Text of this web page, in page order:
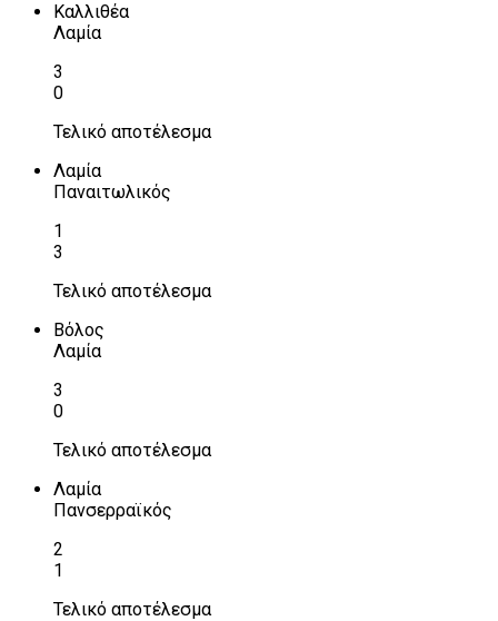
Καλλιθέα
Λαμία
3
0
Τελικό αποτέλεσμα
Λαμία
Παναιτωλικός
1
3
Τελικό αποτέλεσμα
Βόλος
Λαμία
3
0
Τελικό αποτέλεσμα
Λαμία
Πανσερραϊκός
2
1
Τελικό αποτέλεσμα